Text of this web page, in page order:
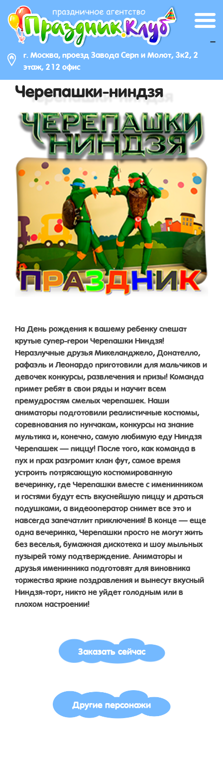
г. Москва, проезд Завода Серп и Молот, 3к2, 2
этаж, 212 офис
_
Черепашки-ниндзя
На День рождения к вашему ребенку спешат
крутые супер-герои Черепашки Ниндзя!
Неразлучные друзья Микеланджело, Донателло,
рафаэль и Леонардо приготовили для мальчиков и
девочек конкурсы, развлечения и призы! Команда
примет ребят в свои ряды и научит всем
премудростям смелых черепашек. Наши
аниматоры подготовили реалистичные костюмы,
соревнования по нунчакам, конкурсы на знание
мультика и, конечно, самую любимую еду Ниндзя
Черепашек — пиццу! После того, как команда в
пух и прах разгромит клан фут, самое время
устроить потрясающую костюмированную
вечеринку, где Черепашки вместе с именинником
и гостями будут есть вкуснейшую пиццу и драться
подушками, а видеооператор снимет все это и
навсегда запечатлит приключения! В конце — еще
одна вечеринка, Черепашки просто не могут жить
без веселья, бумажная дискотека и шоу мыльных
пузырей тому подтверждение. Аниматоры и
друзья именинника подготовят для виновника
торжества яркие поздравления и вынесут вкусный
Ниндзя-торт, никто не уйдет голодным или в
плохом настроении!
Заказать сейчас
Другие персонажи